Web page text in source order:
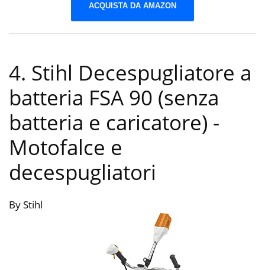
ACQUISTA DA AMAZON
4. Stihl Decespugliatore a
batteria FSA 90 (senza
batteria e caricatore) -
Motofalce e
decespugliatori
By Stihl